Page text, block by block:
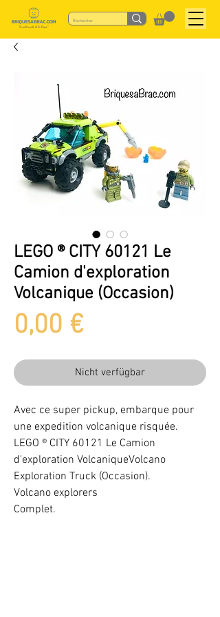
LEGO ® CITY 60121 Le
Camion d'exploration
Volcanique (Occasion)
0,00 €Preis
Nicht verfügbar
Avec ce super pickup, embarque pour
une expedition volcanique risquée.
LEGO ® CITY 60121 Le Camion
d'exploration VolcaniqueVolcano
Exploration Truck (Occasion).
Volcano explorers
Complet.